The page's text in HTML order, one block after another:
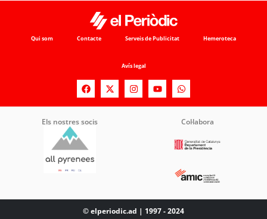
Qui som Contacte Serveis de Publicitat Hemeroteca
Avís legal
Els nostres socis Col·labora
© elperiodic.ad | 1997 - 2024